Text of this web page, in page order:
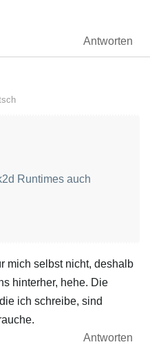
Antworten
Runtimes auch
mich selbst nicht, deshalb
hinterher, hehe. Die
ich schreibe, sind
Antworten